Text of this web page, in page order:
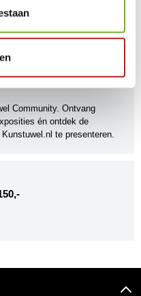
tot leven worden
Community. Ontvang
én ontdek de
te presenteren.